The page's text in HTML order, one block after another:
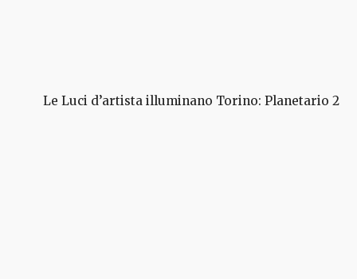
Le Luci d’artista illuminano Torino: Planetario 2